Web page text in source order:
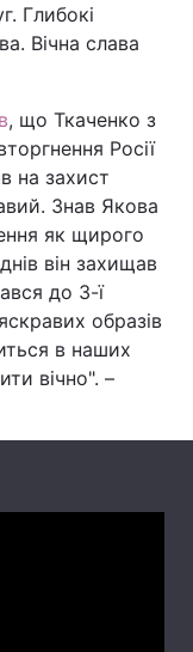
Глибокі
Вічна слава
, що Ткаченко з
Росії
на захист
Знав Якова
як щирого
він захищав
до 3-ї
образів
в наших
вічно". –